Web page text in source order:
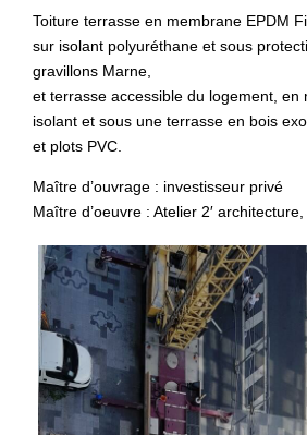
Toiture terrasse en membrane EPDM
sur isolant polyuréthane et sous
gravillons Marne,
et terrasse accessible du logement, en
isolant et sous une terrasse en bois
et plots PVC.
Maître d’ouvrage : investisseur privé
Maître d’oeuvre : Atelier 2′ architecture,